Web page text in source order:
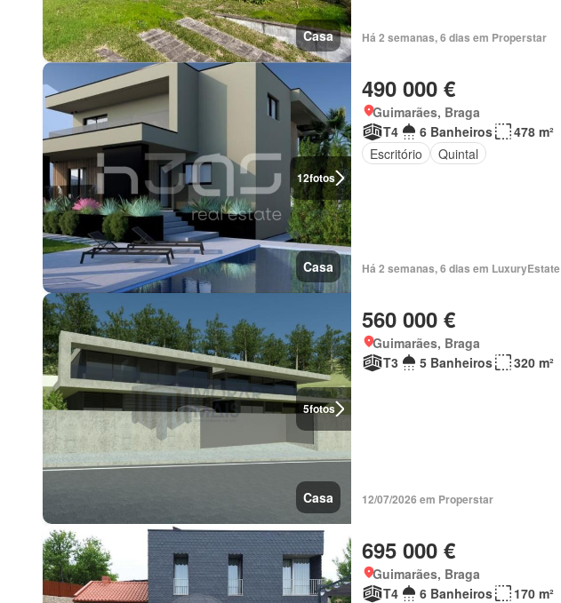
Casa Há 2 semanas, 6 dias em Properstar
12fotos
Casa
490 000 €
Guimarães, Braga
T4
6 Banheiros
478 m²
Escritório
Quintal
Há 2 semanas, 6 dias em LuxuryEstate
5fotos
Casa
560 000 €
Guimarães, Braga
T3
5 Banheiros 320 m²
12/07/2026 em Properstar
695 000 €
Guimarães, Braga
T4
6 Banheiros
170 m²